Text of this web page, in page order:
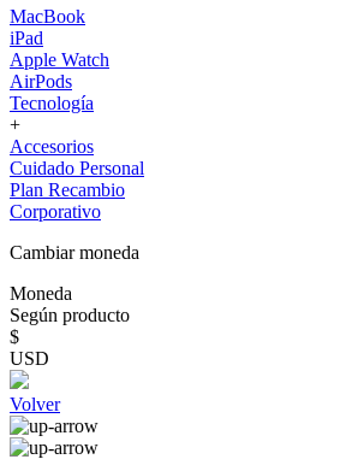
MacBook
iPad
Apple Watch
AirPods
Tecnología
+
Accesorios
Cuidado Personal
Plan Recambio
Corporativo
Cambiar moneda
Moneda
Según producto
$
USD
Volver